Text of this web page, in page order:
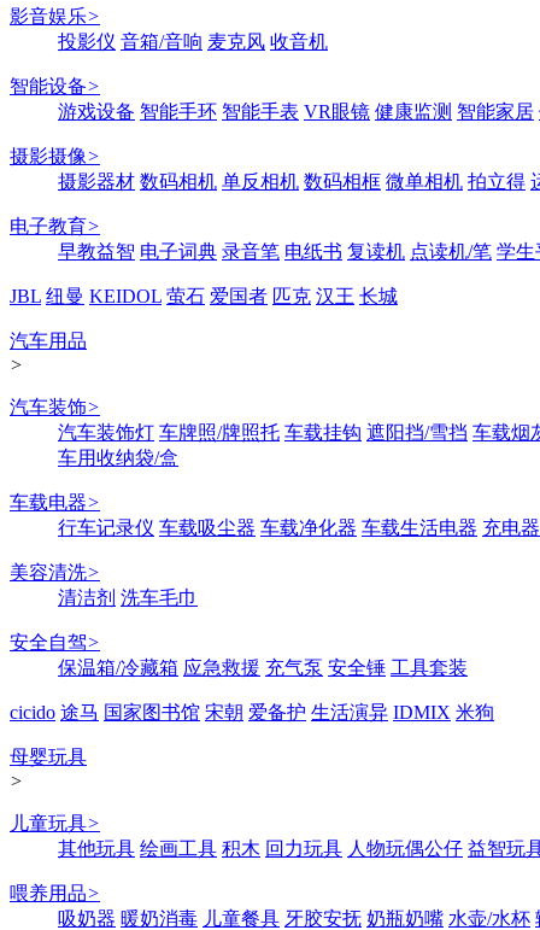
影音娱乐>
投影仪 音箱/音响 麦克风 收音机
智能设备>
游戏设备 智能手环 智能手表 VR眼镜 健康监测 智能家居
摄影摄像>
摄影器材 数码相机 单反相机 数码相框 微单相机 拍立得
电子教育>
早教益智 电子词典 录音笔 电纸书 复读机 点读机/笔 学生
JBL 纽曼 KEIDOL 萤石 爱国者 匹克 汉王 长城
汽车用品
>
汽车装饰>
汽车装饰灯 车牌照/牌照托 车载挂钩 遮阳挡/雪挡 车载烟
车用收纳袋/盒
车载电器>
行车记录仪 车载吸尘器 车载净化器 车载生活电器 充电
美容清洗>
清洁剂 洗车毛巾
安全自驾>
保温箱/冷藏箱 应急救援 充气泵 安全锤 工具套装
cicido 途马 国家图书馆 宋朝 爱备护 生活演异 IDMIX 米狗
母婴玩具
>
儿童玩具>
其他玩具 绘画工具 积木 回力玩具 人物玩偶公仔 益智玩
喂养用品>
吸奶器 暖奶消毒 儿童餐具 牙胶安抚 奶瓶奶嘴 水壶/水杯